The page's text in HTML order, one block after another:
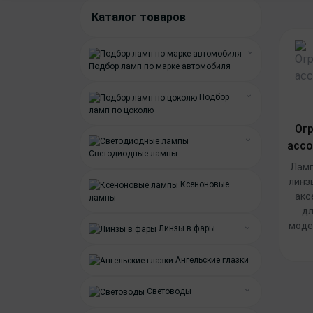
Каталог товаров
Подбор ламп по марке автомобиля
Alfa Romeo
BMW
BYD
Cadillac
Chery
Citroen
Подбор
ламп по цоколю
Лампы H3
Лампы H7
Лампы H8
Лампы H13
Светодиодные лампы
Лампы дальнего света
Плафоны подсветки номера
Ксеноновые
лампы
Линзы в фары
Линзы в противотуманные фары
Ангельские глазки
Световоды